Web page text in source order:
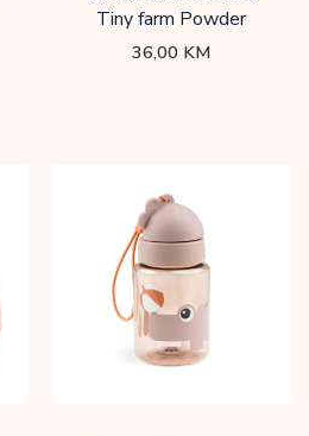
Tiny farm Powder
36,00 KM